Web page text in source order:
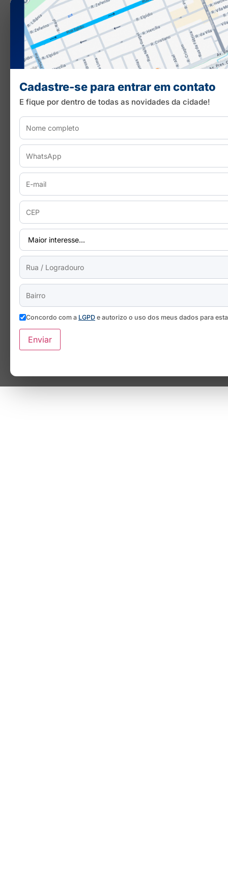
Cadastre-se para entrar em contato
E fique por dentro de todas as novidades da cidade!
Concordo com a LGPD e autorizo o uso dos meus dados para
Enviar